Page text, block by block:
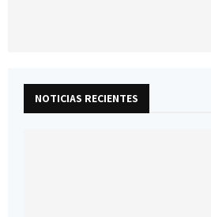
NOTICIAS RECIENTES